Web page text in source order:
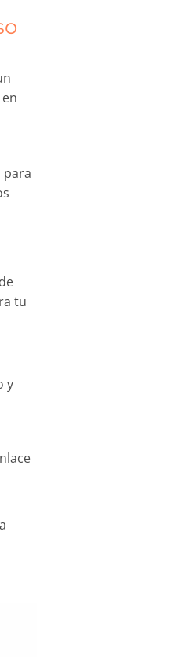
para
tu
y